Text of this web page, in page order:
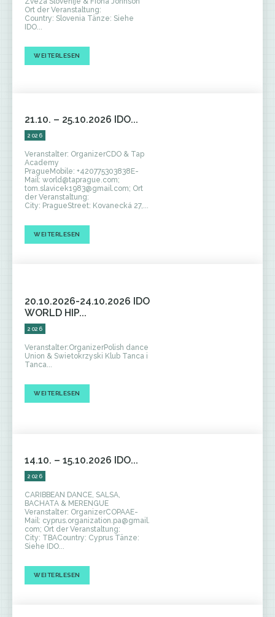
Ort der Veranstaltung:
Country: Slovenia Tänze: Siehe
IDO...
WEITERLESEN
21.10. – 25.10.2026 IDO...
2026
Veranstalter: OrganizerCDO & Tap
Academy
PragueMobile: +420775303838E-
Mail: world@taprague.com;
tom.slavicek1983@gmail.com; Ort
der Veranstaltung:
City: PragueStreet: Kovanecká 27,...
WEITERLESEN
20.10.2026-24.10.2026 IDO
WORLD HIP...
2026
Veranstalter:OrganizerPolish dance
Union & Swietokrzyski Klub Tanca i
Tanca...
WEITERLESEN
14.10. – 15.10.2026 IDO...
2026
CARIBBEAN DANCE, SALSA,
BACHATA & MERENGUE
Veranstalter: OrganizerCOPAAE-
Mail: cyprus.organization.pa@gmail.
com; Ort der Veranstaltung:
City: TBACountry: Cyprus Tänze:
Siehe IDO...
WEITERLESEN